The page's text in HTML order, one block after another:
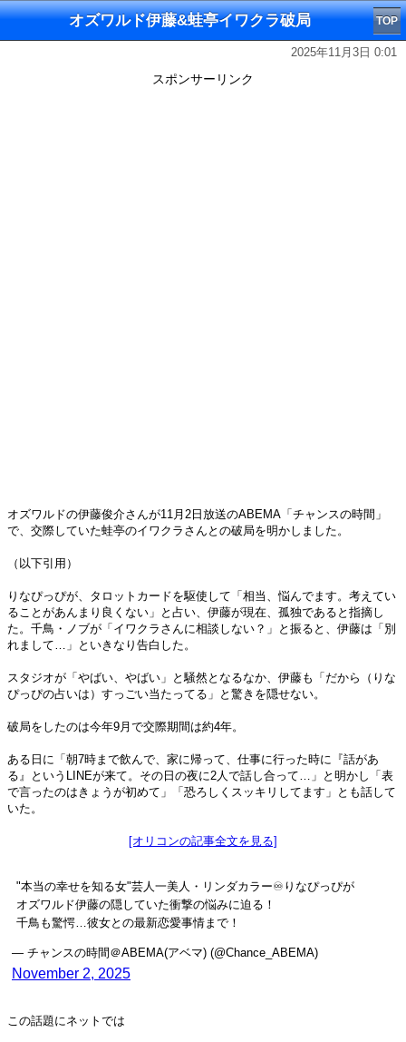
オズワルド伊藤&蛙亭イワクラ破局 TOP
2025年11月3日 0:01
スポンサーリンク
オズワルドの伊藤俊介さんが11月2日放送のABEMA「チャンスの時間」
で、交際していた蛙亭のイワクラさんとの破局を明かしました。
（以下引用）
りなぴっぴが、タロットカードを駆使して「相当、悩んでます。考えてい
ることがあんまり良くない」と占い、伊藤が現在、孤独であると指摘し
た。千鳥・ノブが「イワクラさんに相談しない？」と振ると、伊藤は「別
れまして…」といきなり告白した。
スタジオが「やばい、やばい」と騒然となるなか、伊藤も「だから（りな
ぴっぴの占いは）すっごい当たってる」と驚きを隠せない。
破局をしたのは今年9月で交際期間は約4年。
ある日に「朝7時まで飲んで、家に帰って、仕事に行った時に『話があ
る』というLINEが来て。その日の夜に2人で話し合って…」と明かし「表
で言ったのはきょうが初めて」「恐ろしくスッキリしてます」とも話して
いた。
[オリコンの記事全文を見る]
"本当の幸せを知る女"芸人一美人・リンダカラー♾️りなぴっぴが
オズワルド伊藤の隠していた衝撃の悩みに迫る！
千鳥も驚愕…彼女との最新恋愛事情まで！
— チャンスの時間＠ABEMA(アベマ) (@Chance_ABEMA)
November 2, 2025
この話題にネットでは